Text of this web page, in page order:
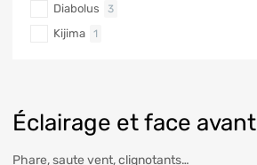
Éclairage et face avant
Phare, saute vent, clignotants…
Diabolus 3
Kijima 1